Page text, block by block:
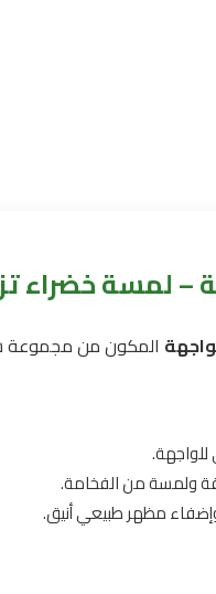
– لمسة خضراء
المكون من مجموعة
للواجهة.
ولمسة من الفخامة.
مظهر طبيعي أنيق.